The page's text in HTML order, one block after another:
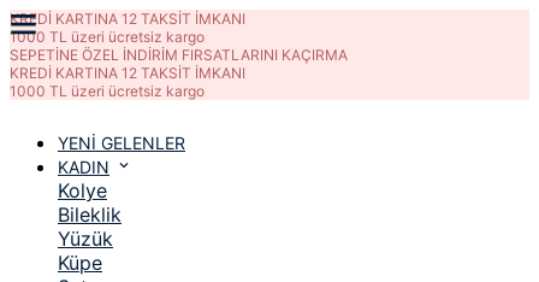
KREDİ KARTINA 12 TAKSİT İMKANI
1000 TL üzeri ücretsiz kargo
SEPETİNE ÖZEL İNDİRİM FIRSATLARINI KAÇIRMA
KREDİ KARTINA 12 TAKSİT İMKANI
1000 TL üzeri ücretsiz kargo
YENİ GELENLER
KADIN
Kolye
Bileklik
Yüzük
Küpe